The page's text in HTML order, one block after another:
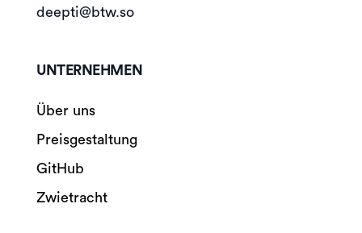
deepti@btw.so
UNTERNEHMEN
Über uns
Preisgestaltung
GitHub
Zwietracht